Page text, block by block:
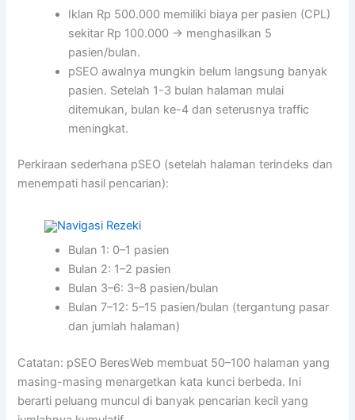
Iklan Rp 500.000 memiliki biaya per pasien (CPL)
sekitar Rp 100.000 → menghasilkan 5
pasien/bulan.
pSEO awalnya mungkin belum langsung banyak
pasien. Setelah 1-3 bulan halaman mulai
ditemukan, bulan ke-4 dan seterusnya traffic
meningkat.
Perkiraan sederhana pSEO (setelah halaman terindeks dan
menempati hasil pencarian):
Bulan 1: 0–1 pasien
Bulan 2: 1–2 pasien
Bulan 3–6: 3–8 pasien/bulan
Bulan 7–12: 5–15 pasien/bulan (tergantung pasar
dan jumlah halaman)
Catatan: pSEO BeresWeb membuat 50–100 halaman yang
masing-masing menargetkan kata kunci berbeda. Ini
berarti peluang muncul di banyak pencarian kecil yang